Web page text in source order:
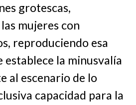
grotescas,
mujeres con
reproduciendo esa
establece la minusvalía
al escenario de lo
capacidad para la